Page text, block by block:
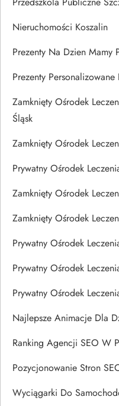
Nieruchomości Koszalin
Prezenty Na Dzien Mamy
Prezenty
Zamknięty Ośrodek
Śląsk
Zamknięty Ośrodek
Prywatny Ośrodek
Zamknięty Ośrodek
Zamknięty Ośrodek
Prywatny Ośrodek
Prywatny Ośrodek
Prywatny Ośrodek
Najlepsze Animacje Dla
Ranking Agencji SEO W
Pozycjonowanie Stron
Wyciągarki Do